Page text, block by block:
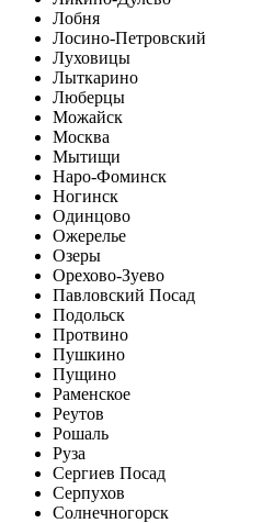
Лобня
Лосино-Петровский
Луховицы
Лыткарино
Люберцы
Можайск
Москва
Мытищи
Наро-Фоминск
Ногинск
Одинцово
Ожерелье
Озеры
Орехово-Зуево
Павловский Посад
Подольск
Протвино
Пушкино
Пущино
Раменское
Реутов
Рошаль
Руза
Сергиев Посад
Серпухов
Солнечногорск